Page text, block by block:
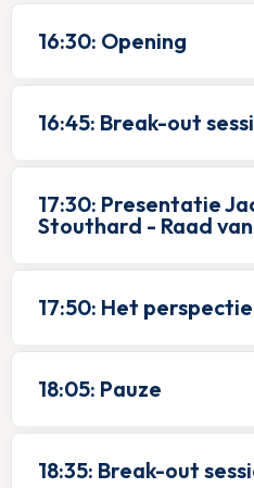
16:30: Opening
16:45: Break-out
17:30: Presentatie
Stouthard - Raad
17:50: Het
18:05: Pauze
18:35: Break-out